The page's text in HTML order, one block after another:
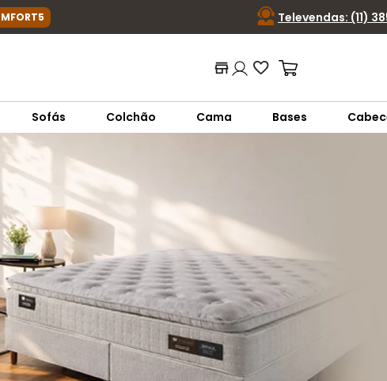
Televendas: (11)
marca ou código...
Sofás Colchão Cama Bases
1º
sofá retrátil
4
sofá cama
colchão
6º
sofá canto
7º
conjuntos
baú
sevilha
10º prisma